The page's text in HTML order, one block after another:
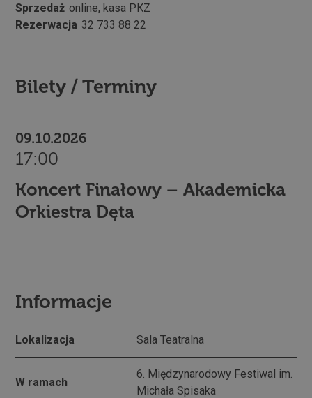
Sprzedaż online, kasa PKZ
Rezerwacja 32 733 88 22
Bilety / Terminy
09.10.2026
17:00
Koncert Finałowy – Akademicka
Orkiestra Dęta
Informacje
Lokalizacja Sala Teatralna
W ramach
6. Międzynarodowy Festiwal im.
Michała Spisaka